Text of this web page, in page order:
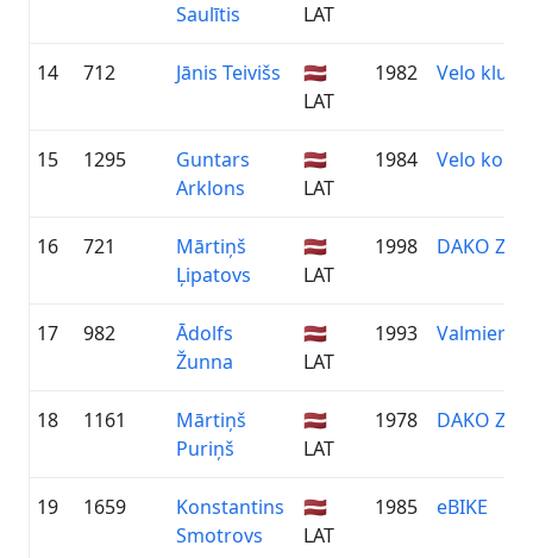
Saulītis
LAT
14 712 Jānis Teivišs
🇱🇻
LAT
1982 Velo
15 1295
Guntars
Arklons
🇱🇻
LAT
1984 Velo
16 721
Mārtiņš
Ļipatovs
🇱🇻
LAT
1998 DAKO
17 982
Ādolfs
Žunna
🇱🇻
LAT
1993 Valmieras
18 1161
Mārtiņš
Puriņš
🇱🇻
LAT
1978 DAKO
19 1659
Konstantins
Smotrovs
🇱🇻
LAT
1985 eBIKE